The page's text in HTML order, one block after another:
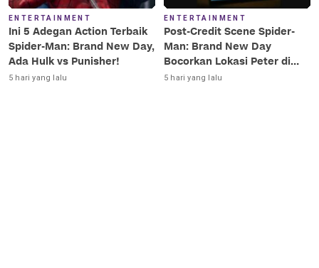
ENTERTAINMENT
Ini 5 Adegan Action Terbaik
Spider-Man: Brand New Day,
Ada Hulk vs Punisher!
5 hari yang lalu
ENTERTAINMENT
Post-Credit Scene Spider-
Man: Brand New Day
Bocorkan Lokasi Peter di
Luar Angkasa!
5 hari yang lalu